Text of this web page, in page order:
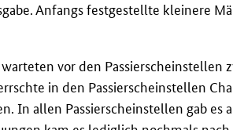
Anfangs festgestellte kleinere
vor den Passierscheinstellen
in den Passierscheinstellen
In allen Passierscheinstellen gab es